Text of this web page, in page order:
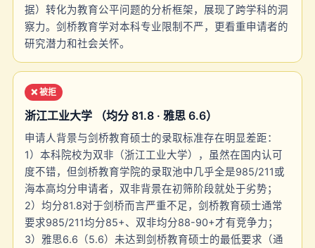
据）转化为教育公平问题的分析框架，展现了跨学科的洞
察力。剑桥教育学对本科专业限制不严，更看重申请者的
研究潜力和社会关怀。
❌ 被拒
浙江工业大学 （均分 81.8 · 雅思 6.6）
申请人背景与剑桥教育硕士的录取标准存在明显差距：
1）本科院校为双非（浙江工业大学），虽然在国内认可
度不错，但剑桥教育学院的录取池中几乎全是985/211或
海本高均分申请者，双非背景在初筛阶段就处于劣势；
2）均分81.8对于剑桥而言严重不足，剑桥教育硕士通常
要求985/211均分85+、双非均分88-90+才有竞争力；
3）雅思6.6（5.6）未达到剑桥教育硕士的最低要求（通